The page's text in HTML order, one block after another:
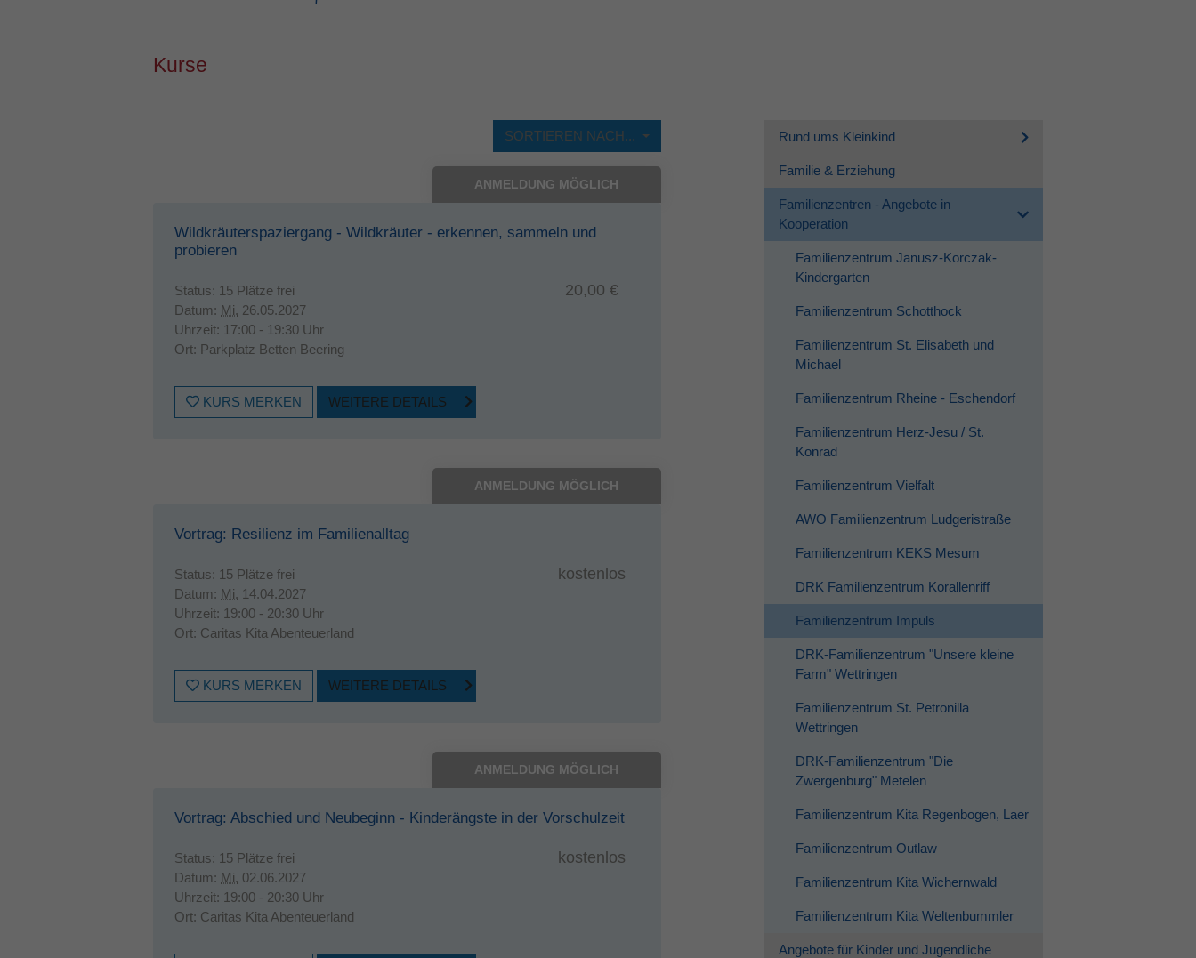
Kurse
SORTIEREN NACH...
ANMELDUNG MÖGLICH
Wildkräuterspaziergang - Wildkräuter - erkennen, sammeln und
probieren
Status: 15 Plätze frei
Datum: Mi. 26.05.2027
Uhrzeit: 17:00 - 19:30 Uhr
Ort: Parkplatz Betten Beering
20,00 €
KURS MERKEN WEITERE DETAILS
ANMELDUNG MÖGLICH
Vortrag: Resilienz im Familienalltag
Status: 15 Plätze frei
Datum: Mi. 14.04.2027
Uhrzeit: 19:00 - 20:30 Uhr
Ort: Caritas Kita Abenteuerland
kostenlos
KURS MERKEN WEITERE DETAILS
ANMELDUNG MÖGLICH
Vortrag: Abschied und Neubeginn - Kinderängste in der Vorschulzeit
Status: 15 Plätze frei
Datum: Mi. 02.06.2027
Uhrzeit: 19:00 - 20:30 Uhr
Ort: Caritas Kita Abenteuerland
kostenlos
Rund ums Kleinkind
Familie & Erziehung
Familienzentren - Angebote in
Kooperation
Familienzentrum Janusz-Korczak-
Kindergarten
Familienzentrum Schotthock
Familienzentrum St. Elisabeth und
Michael
Familienzentrum Rheine - Eschendorf
Familienzentrum Herz-Jesu / St.
Konrad
Familienzentrum Vielfalt
AWO Familienzentrum Ludgeristraße
Familienzentrum KEKS Mesum
DRK Familienzentrum Korallenriff
Familienzentrum Impuls
DRK-Familienzentrum "Unsere kleine
Farm" Wettringen
Familienzentrum St. Petronilla
Wettringen
DRK-Familienzentrum "Die
Zwergenburg" Metelen
Familienzentrum Kita Regenbogen, Laer
Familienzentrum Outlaw
Familienzentrum Kita Wichernwald
Familienzentrum Kita Weltenbummler
Angebote für Kinder und Jugendliche